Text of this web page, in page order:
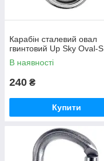
Карабін сталевий овал
гвинтовий Up Sky Oval-S
В наявності
240 ₴
Купити